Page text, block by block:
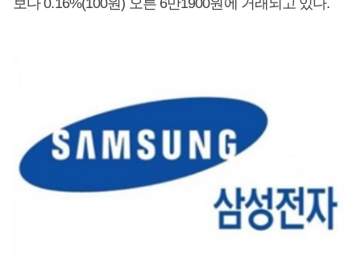
보다 0.16%(100원) 오른 6만1900원에 거래되고 있다.